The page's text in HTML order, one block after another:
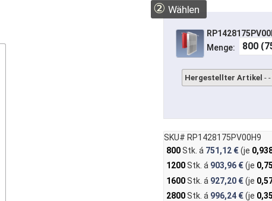
② Wählen
Menge:
Hergestellter Artikel -
SKU# RP1428175PV00H9
800Stk. á 751,12 €(je
1200Stk. á 903,96 €(je
1600Stk. á 927,20 €(je
2800Stk. á 996,24 €(je